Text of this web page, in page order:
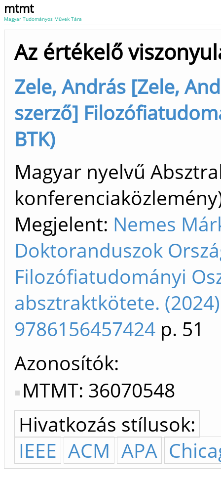
mtmt
Magyar Tudományos Művek Tára
Az értékelő
Zele, András [Zele,
szerző]
BTK)
Magyar nyelvű
Megjelent: Nemes
Doktoranduszok
Filozófiatudományi
absztraktkötete.
9786156457424 p. 51
Azonosítók
MTMT: 36070548
Hivatkozás stílusok:
IEEE ACM APA